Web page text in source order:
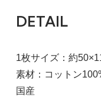
DETAIL
1枚サイズ：約
素材：コットン
国産